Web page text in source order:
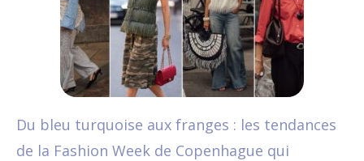
Du bleu turquoise aux franges : les tendances
de la Fashion Week de Copenhague qui